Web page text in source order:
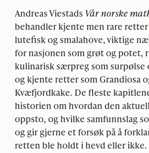
Andreas Viestads Vår norske
behandler kjente men rare
lutefisk og smalahove, viktige
for nasjonen som grøt og potet,
kulinarisk særpreg som surpølse
og kjente retter som Grandiosa
Kvæfjordkake. De fleste
historien om hvordan den
oppsto, og hvilke samfunnslag
og gir gjerne et forsøk på å
retten ble holdt i hevd eller ikke.